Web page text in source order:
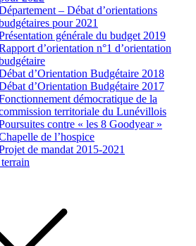
– Débat d’orientations
pour 2021
générale du budget 2019
d’orientation n°1 d’orientation
d’Orientation Budgétaire 2018
d’Orientation Budgétaire 2017
démocratique de la
territoriale du Lunévillois
contre « les 8 Goodyear »
de l’hospice
de mandat 2015-2021